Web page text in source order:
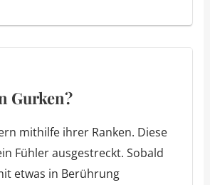
Gurken?
mithilfe ihrer Ranken. Diese
Fühler ausgestreckt. Sobald
etwas in Berührung